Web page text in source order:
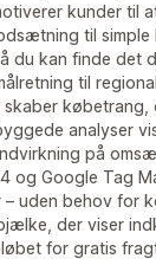
kunder til
til
du kan finde det
til
købetrang,
analyser
på
og Google Tag
uden behov for
der viser
for gratis